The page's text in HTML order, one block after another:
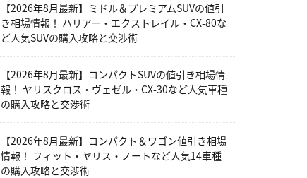
【2026年8月最新】ミドル＆プレミアムSUVの値引
き相場情報！ ハリアー・エクストレイル・CX-80な
ど人気SUVの購入攻略と交渉術
【2026年8月最新】コンパクトSUVの値引き相場情
報！ ヤリスクロス・ヴェゼル・CX-30など人気車種
の購入攻略と交渉術
【2026年8月最新】コンパクト＆ワゴン値引き相場
情報！ フィット・ヤリス・ノートなど人気14車種
の購入攻略と交渉術